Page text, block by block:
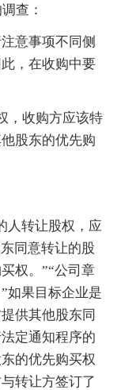
查：
意事项不同侧
，在收购中要
，收购方应该特
股东的优先购
人转让股权，应
同意转让的股
权。”“公司章
如果目标企业是
供其他股东同
定通知程序的
的优先购买权
转让方签订了